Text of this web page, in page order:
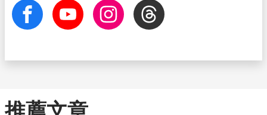
facebook Youtube InstagramThreads